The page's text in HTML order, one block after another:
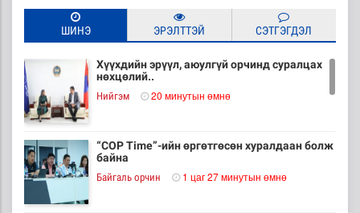
ШИНЭ ЭРЭЛТТЭЙ СЭТГЭГДЭЛ
Хүүхдийн эрүүл, аюулгүй орчинд суралцах
нөхцөлий..
Нийгэм 20 минутын өмнө
“COP Time”-ийн өргөтгөсөн хуралдаан болж
байна
Байгаль орчин 1 цаг 27 минутын өмнө